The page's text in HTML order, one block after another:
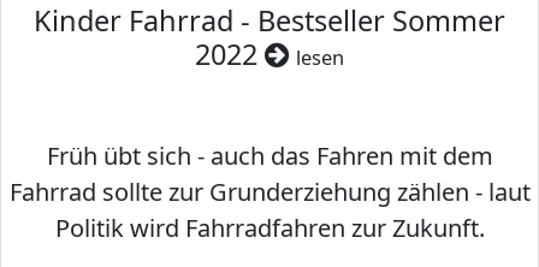
Kinder Fahrrad - Bestseller Sommer
2022
lesen
Früh übt sich - auch das Fahren mit dem
Fahrrad sollte zur Grunderziehung zählen - laut
Politik wird Fahrradfahren zur Zukunft.